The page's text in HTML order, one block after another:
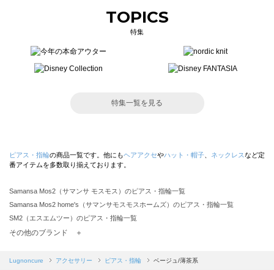
TOPICS
特集
特集一覧を見る
ピアス・指輪の商品一覧です。他にもヘアアクセやハット・帽子 ネックレスなど定
番アイテムを多数取り揃えております。
Samansa Mos2（サマンサ モスモス）のピアス・指輪一覧
Samansa Mos2 home's（サマンサモスモスホームズ）のピアス・指輪一覧
SM2（エスエムツー）のピアス・指輪一覧
TSUHARU by Samansa Mos2（ツハルバイサマンサモスモス）のピアス・指輪一覧
Samansa Mos2 blue（サマンサモスモス ブルー）のピアス・指輪一覧
その他のブランド ＋
Lugnoncure アクセサリー ピアス・指輪 ベージュ/薄茶系